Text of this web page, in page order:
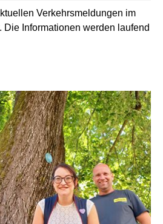
Verkehrsmeldungen im
Informationen werden laufend
Verkehrsmeldungen: der